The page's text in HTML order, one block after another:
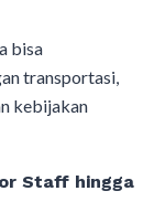
bisa
transportasi,
kebijakan
Staff hingga